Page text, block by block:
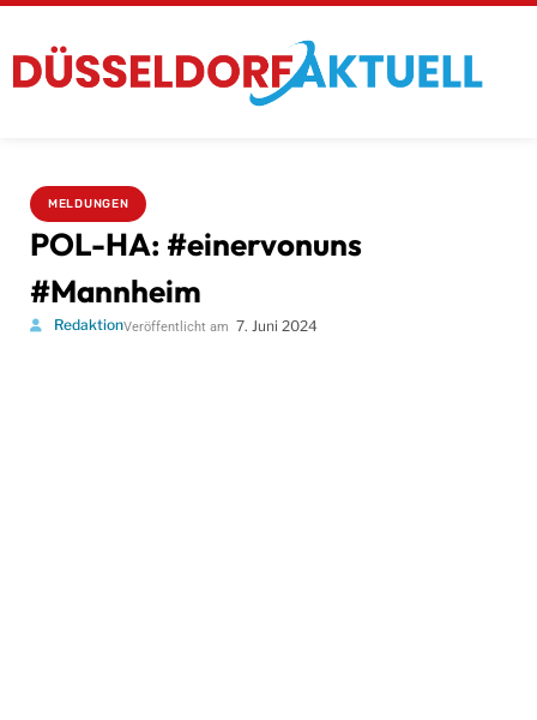
MELDUNGEN
POL-HA: #einervonuns
#Mannheim
RedaktionVeröffentlicht am 7. Juni 2024